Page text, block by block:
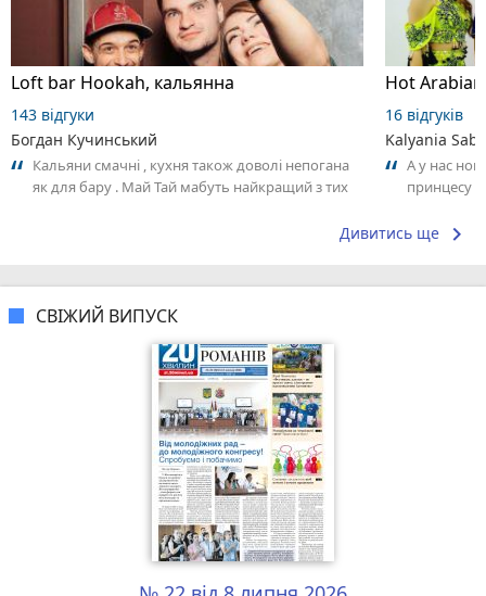
Loft bar Hookah, кальянна
143 відгуки
Богдан Кучинський
Кальяни смачні , кухня також доволі непогана
як для бару . Май Тай мабуть найкращий з тих
16 відгуків
Kalyania
А у нас
принцесу
Дивитись ще keyboard_arrow_right
СВІЖИЙ ВИПУСК